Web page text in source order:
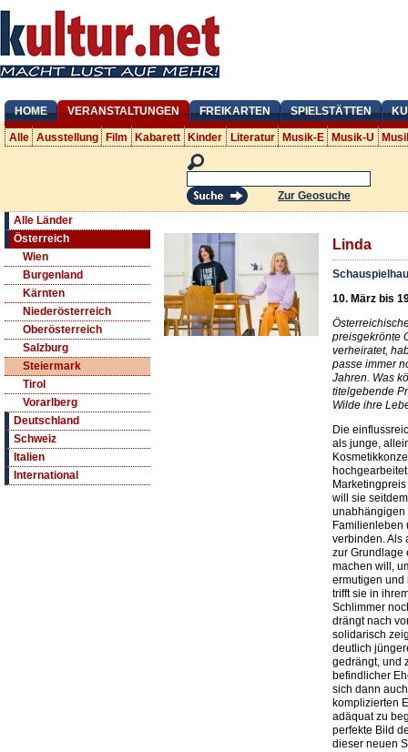
HOME VERANSTALTUNGEN FREIKARTEN SPIELSTÄTTEN
Alle Ausstellung Film Kabarett Kinder Literatur Musik-E Musik-U
Zur Geosuche
Alle Länder
Österreich
Wien
Burgenland
Kärnten
Niederösterreich
Oberösterreich
Salzburg
Steiermark
Tirol
Vorarlberg
Deutschland
Schweiz
Italien
International
Linda
10. März bis
preisgekrönte
verheiratet,
passe immer
Jahren. Was
titelgebende
Wilde ihre
Die
als junge,
will sie
unabhängigen
Familienleben
verbinden. Als
zur Grundlage
machen will,
ermutigen und
trifft sie in
Schlimmer
drängt nach
solidarisch
deutlich
gedrängt, und
befindlicher
sich dann
komplizierten
adäquat zu
perfekte Bild
dieser neuen